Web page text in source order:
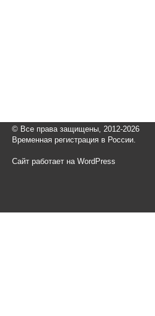
© Все права защищены, 2012-2026
Временная регистрация в России.
Сайт работает на WordPress